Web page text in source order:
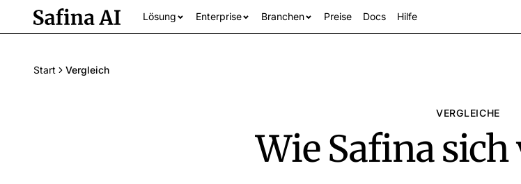
Lösung Enterprise Branchen Preise Docs Hilfe
Start Vergleich
VERGLEICHE
Wie Safina